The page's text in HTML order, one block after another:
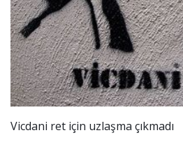
Vicdani ret için uzlaşma çıkmadı